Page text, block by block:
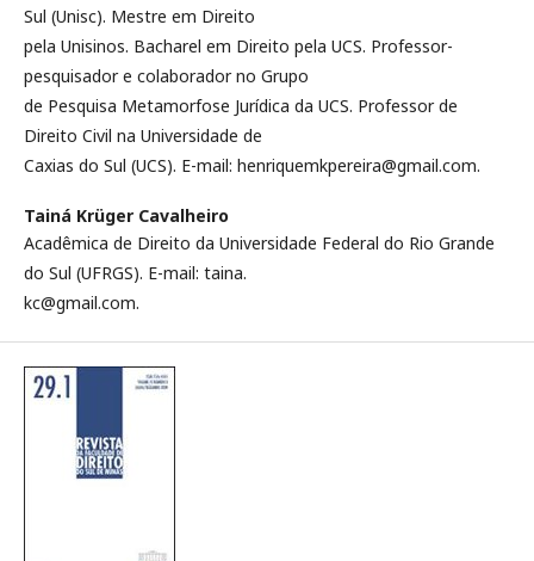
Sul (Unisc). Mestre em Direito
pela Unisinos. Bacharel em Direito pela UCS. Professor-
pesquisador e colaborador no Grupo
de Pesquisa Metamorfose Jurídica da UCS. Professor de
Direito Civil na Universidade de
Caxias do Sul (UCS). E-mail: henriquemkpereira@gmail.com.
Tainá Krüger Cavalheiro
Acadêmica de Direito da Universidade Federal do Rio Grande
do Sul (UFRGS). E-mail: taina.
kc@gmail.com.